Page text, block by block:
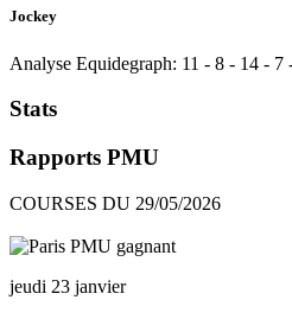
Jockey
Analyse Equidegraph: 11 - 8 - 14 - 7
Stats
Rapports PMU
COURSES DU 29/05/2026
jeudi 23 janvier